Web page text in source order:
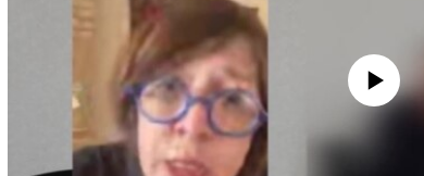
Айни дамда медиа-